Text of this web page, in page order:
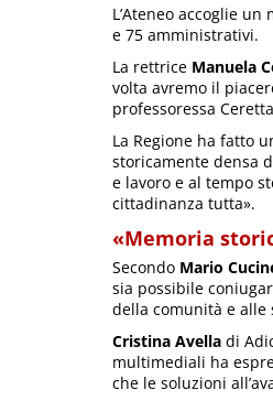
L’Ateneo accoglie
e 75 amministrativi.
La rettrice Manuela
volta avremo il
professoressa
La Regione ha fatto
storicamente densa
e lavoro e al tempo
cittadinanza tutta».
«Memoria
Secondo Mario
sia possibile
della comunità e alle
Cristina Avella di
multimediali ha
che le soluzioni